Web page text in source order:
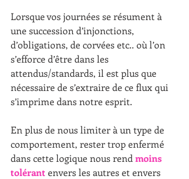
Lorsque vos journées se résument à
une succession d’injonctions,
d’obligations, de corvées etc.. où l’on
s’efforce d’être dans les
attendus/standards, il est plus que
nécessaire de s’extraire de ce flux qui
s’imprime dans notre esprit.
En plus de nous limiter à un type de
comportement, rester trop enfermé
dans cette logique nous rend moins
tolérant envers les autres et envers